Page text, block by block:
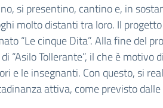
si presentino, cantino e, in
molto distanti tra loro. Il
“Le cinque Dita”. Alla fine del
“Asilo Tollerante”, il che è motivo
e le insegnanti. Con questo, si
attiva, come previsto